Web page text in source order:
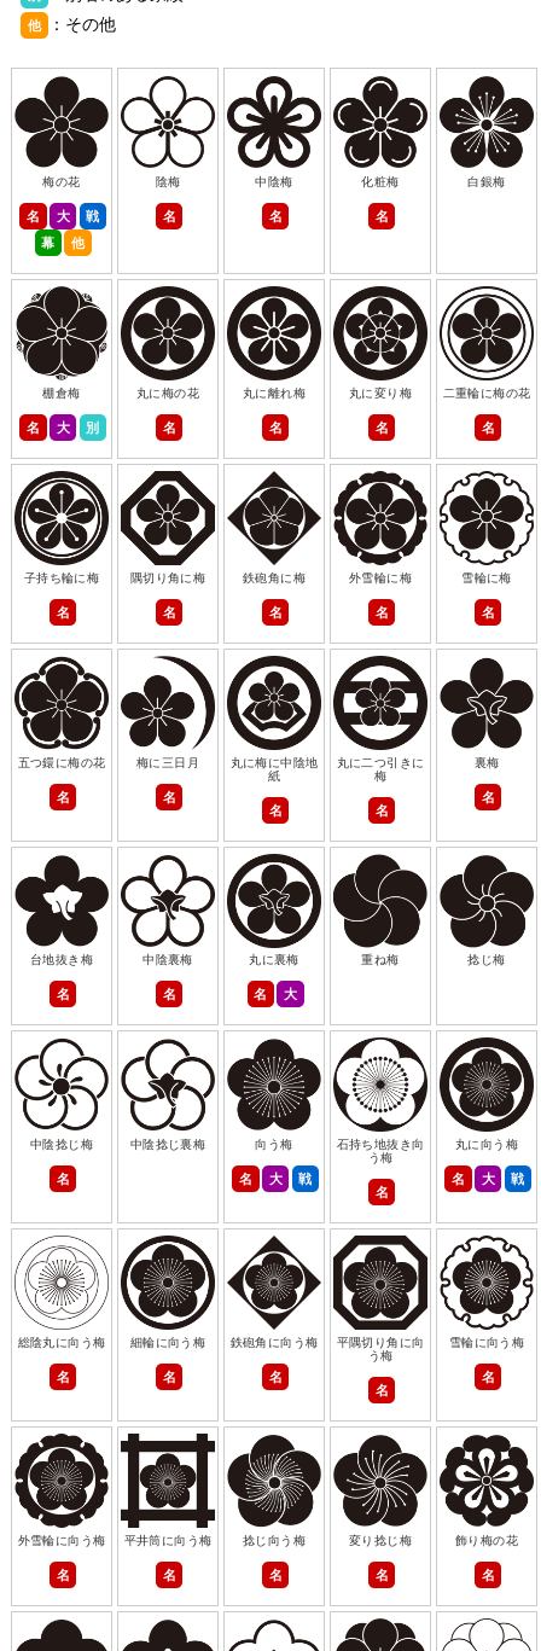
他 ：その他
梅の花
名 大
戦
幕
他
陰梅
名
中陰梅
名
化粧梅
名
白銀梅
棚倉梅
名 大 別
丸に梅の花
名
丸に離れ梅
名
丸に変り梅
名
二重輪に梅の花
名
子持ち輪に梅
名
隅切り角に梅
名
鉄砲角に梅
名
外雪輪に梅
名
雪輪に梅
名
五つ鐶に梅の花
名
梅に三日月
名
丸に梅に中陰地
紙
名
丸に二つ引きに
梅
名
裏梅
名
台地抜き梅
名
中陰裏梅
名
丸に裏梅
名 大
重ね梅 捻じ梅
中陰捻じ梅
名
中陰捻じ裏梅 向う梅
名 大 戦
石持ち地抜き向
う梅
名
丸に向う梅
名 大 戦
総陰丸に向う梅
名
細輪に向う梅
名
鉄砲角に向う梅
名
平隅切り角に向
う梅
名
雪輪に向う梅
名
外雪輪に向う梅
名
平井筒に向う梅
名
捻じ向う梅
名
変り捻じ梅
名
飾り梅の花
名